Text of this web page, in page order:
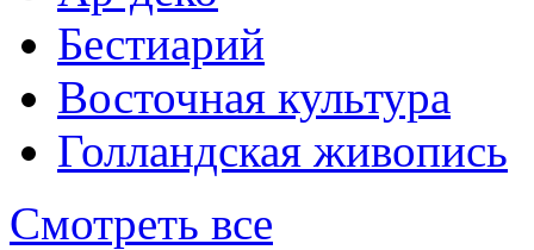
Бестиарий
Восточная культура
Голландская живопись
Смотреть все